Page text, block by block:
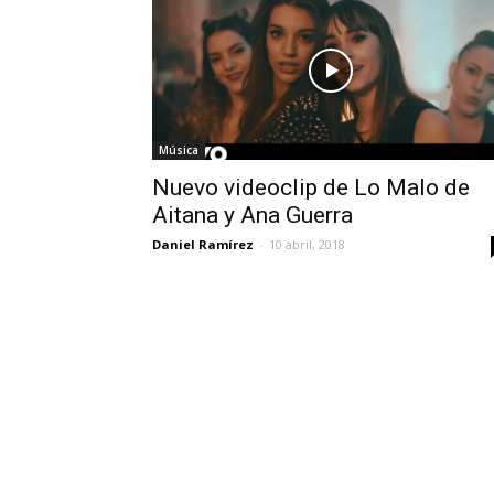
Música
Nuevo videoclip de Lo Malo de
Aitana y Ana Guerra
Daniel Ramírez - 10 abril, 2018